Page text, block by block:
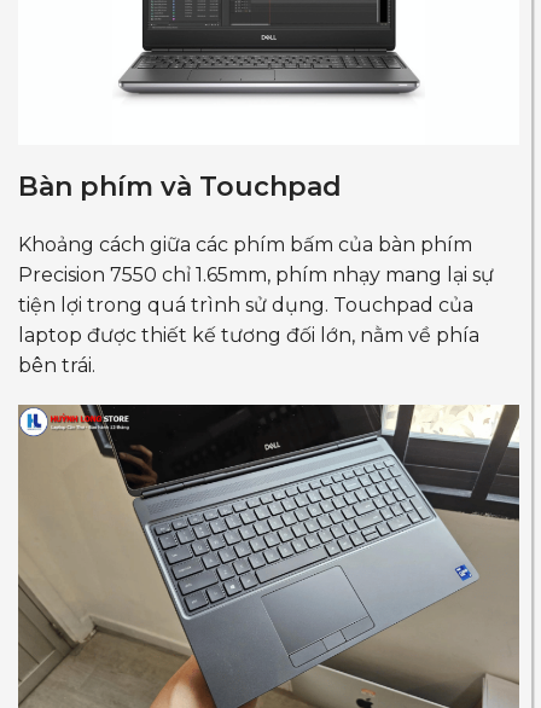
Bàn phím và Touchpad
Khoảng cách giữa các phím bấm của bàn phím
Precision 7550 chỉ 1.65mm, phím nhạy mang lại sự
tiện lợi trong quá trình sử dụng. Touchpad của
laptop được thiết kế tương đối lớn, nằm về phía
bên trái.